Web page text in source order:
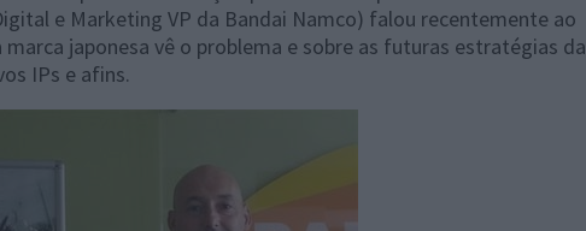
e Marketing VP da Bandai Namco) falou recentemente ao
japonesa vê o problema e sobre as futuras estratégias da
IPs e afins.